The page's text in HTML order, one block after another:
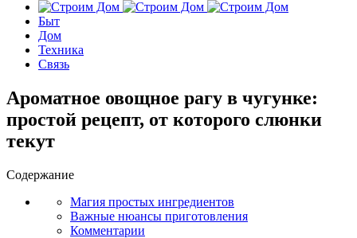
Быт
Дом
Техника
Связь
Ароматное овощное рагу в чугунке:
простой рецепт, от которого слюнки
текут
Содержание
Магия простых ингредиентов
Важные нюансы приготовления
Комментарии